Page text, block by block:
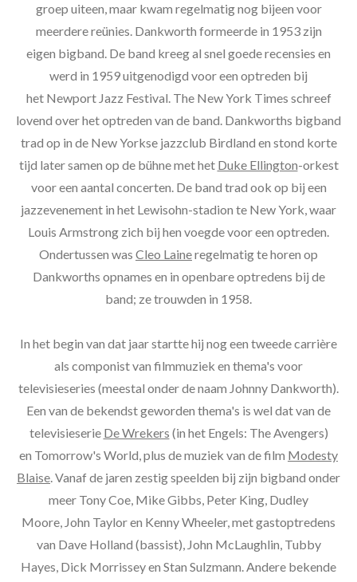
groep uiteen, maar kwam regelmatig nog bijeen voor
meerdere reünies. Dankworth formeerde in 1953 zijn
eigen bigband. De band kreeg al snel goede recensies en
werd in 1959 uitgenodigd voor een optreden bij
het Newport Jazz Festival. The New York Times schreef
lovend over het optreden van de band. Dankworths bigband
trad op in de New Yorkse jazzclub Birdland en stond korte
tijd later samen op de bühne met het Duke Ellington-orkest
voor een aantal concerten. De band trad ook op bij een
jazzevenement in het Lewisohn-stadion te New York, waar
Louis Armstrong zich bij hen voegde voor een optreden.
Ondertussen was Cleo Laineregelmatig te horen op
Dankworths opnames en in openbare optredens bij de
band; ze trouwden in 1958.
In het begin van dat jaar startte hij nog een tweede carrière
als componist van filmmuziek en thema's voor
televisieseries (meestal onder de naam Johnny Dankworth).
Een van de bekendst geworden thema's is wel dat van de
televisieserie De Wrekers (in het Engels: The Avengers)
en Tomorrow's World, plus de muziek van de film Modesty
Blaise. Vanaf de jaren zestig speelden bij zijn bigband onder
meer Tony Coe, Mike Gibbs, Peter King, Dudley
Moore, John Taylor en Kenny Wheeler, met gastoptredens
van Dave Holland (bassist), John McLaughlin, Tubby
Hayes, Dick Morrissey en Stan Sulzmann. Andere bekende